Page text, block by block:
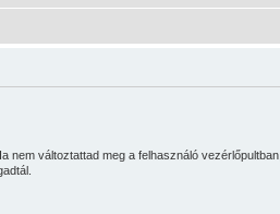
nem változtattad meg a felhasználó vezérlőpultban,